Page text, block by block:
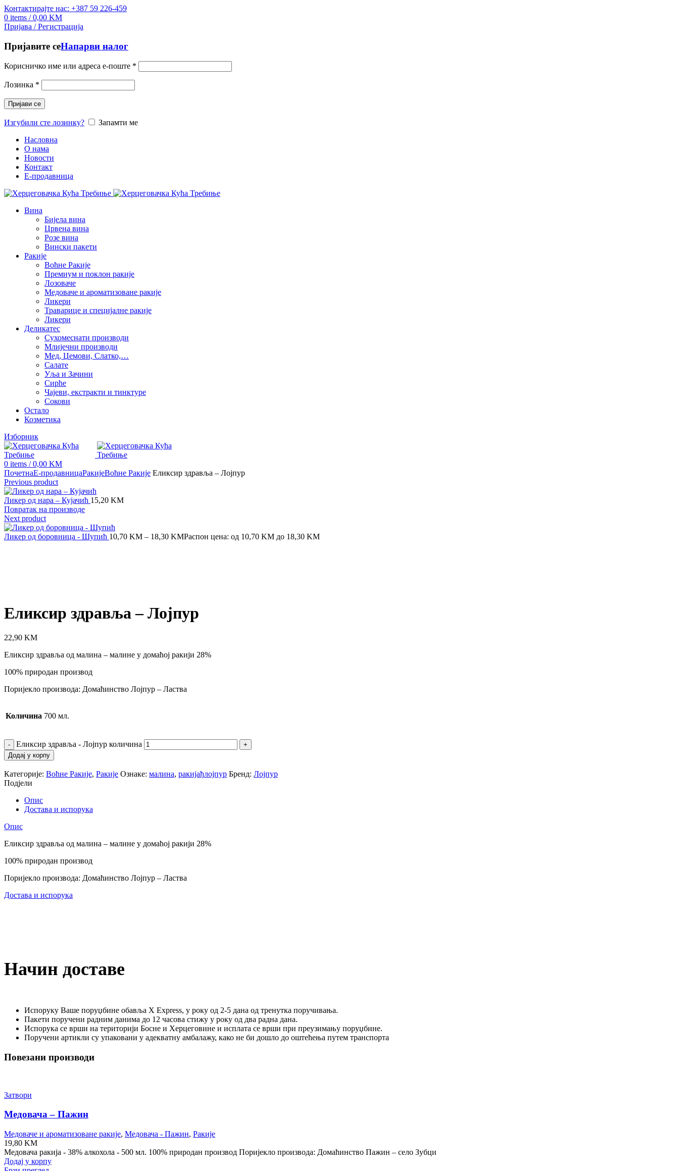
Контактирајте нас: +387 59 226-459
0 items / 0,00 KM
Пријава / Регистрација
Пријавите сеНапарви налог
Корисничко име или адреса е-поште *
Лозинка *
Пријави се
Изгубили сте лозинку?
Запамти ме
Насловна
О нама
Новости
Контакт
E-продавница
Вина
Бијела вина
Црвена вина
Розе вина
Вински пакети
Ракије
Воћне Ракије
Премиум и поклон ракије
Лозоваче
Медоваче и ароматизоване ракије
Ликери
Траварице и специјалне ракије
Ликери
Деликатес
Сухомеснати производи
Млијечни производи
Мед, Џемови, Слатко,…
Салате
Уља и Зачини
Сирће
Чајеви, екстракти и тинктуре
Сокови
Остало
Козметика
Изборник
0 items / 0,00 KM
ПочетнаЕ-продавницаРакијеВоћне Ракије Еликсир здравља – Лојпур
Previous product
Ликер од нара – Кујачић 15,20 KM
Повратак на производе
Next product
Ликер од боровница - Шупић 10,70 KM – 18,30 KMРаспон цена: од 10,70 KM до 18,30 KM
Еликсир здравља – Лојпур
22,90 KM
Еликсир здравља од малина – малине у домаћој ракији 28%
100% природан производ
Поријекло производа: Домаћинство Лојпур – Ластва
Количина 700 мл.
Еликсир здравља - Лојпур количина
Додај у корпу
Категорије: Воћне Ракије, Ракије Ознаке: малина, ракијађлојпур Бренд: Лојпур
Подјели
Опис
Достава и испорука
Опис
Еликсир здравља од малина – малине у домаћој ракији 28%
100% природан производ
Поријекло производа: Домаћинство Лојпур – Ластва
Достава и испорука
Начин доставе
Испоруку Ваше поруџбине обавља X Express, у року од 2-5 дана од тренутка поручивања.
Пакети поручени радним данима до 12 часова стижу у року од два радна дана.
Испорука се врши на територији Босне и Херцеговине и исплата се врши при преузимању поруџбине.
Поручени артикли су упаковани у адекватну амбалажу, како не би дошло до оштећења путем транспорта
Повезани производи
Затвори
Медовача – Пажин
Медоваче и ароматизоване ракије, Медовача - Пажин, Ракије
19,80 KM
Медовача ракија - 38% алкохола - 500 мл. 100% природан производ Поријекло производа: Домаћинство Пажин – село Зубци
Додај у корпу